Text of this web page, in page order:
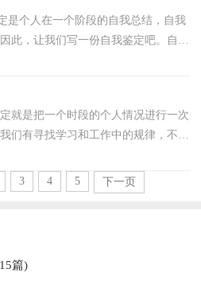
是个人在一个阶段的自我总结，自我
此，让我们写一份自我鉴定吧。自我
是小编为大家收集的高...
就是把一个时段的个人情况进行一次
们有寻找学习和工作中的规律，不妨
我鉴定怎么写才是...
3 4 5
下一页
篇)